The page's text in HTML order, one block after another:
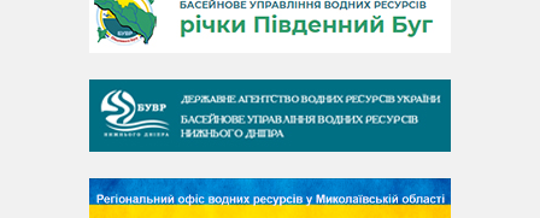
День Південного Бугу
День чистих берегів
День довкілля
(місячник благоустрою)